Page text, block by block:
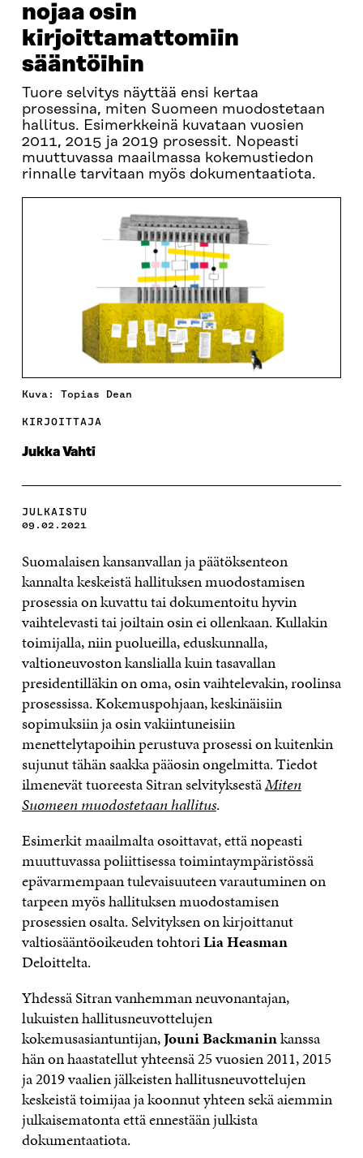
nojaa osin
kirjoittamattomiin
sääntöihin
Tuore selvitys näyttää ensi kertaa
prosessina, miten Suomeen muodostetaan
hallitus. Esimerkkeinä kuvataan vuosien
2011, 2015 ja 2019 prosessit. Nopeasti
muuttuvassa maailmassa kokemustiedon
rinnalle tarvitaan myös dokumentaatiota.
Kuva: Topias Dean
KIRJOITTAJA
Jukka Vahti
JULKAISTU
09.02.2021
Suomalaisen kansanvallan ja päätöksenteon
kannalta keskeistä hallituksen muodostamisen
prosessia on kuvattu tai dokumentoitu hyvin
vaihtelevasti tai joiltain osin ei ollenkaan. Kullakin
toimijalla, niin puolueilla, eduskunnalla,
valtioneuvoston kanslialla kuin tasavallan
presidentilläkin on oma, osin vaihtelevakin, roolinsa
prosessissa. Kokemuspohjaan, keskinäisiin
sopimuksiin ja osin vakiintuneisiin
menettelytapoihin perustuva prosessi on kuitenkin
sujunut tähän saakka pääosin ongelmitta. Tiedot
ilmenevät tuoreesta Sitran selvityksestäMiten
Suomeen muodostetaan hallitus.
Esimerkit maailmalta osoittavat, että nopeasti
muuttuvassa poliittisessa toimintaympäristössä
epävarmempaan tulevaisuuteen varautuminen on
tarpeen myös hallituksen muodostamisen
prosessien osalta. Selvityksen on kirjoittanut
valtiosääntöoikeuden tohtoriLia Heasman
Deloittelta.
Yhdessä Sitran vanhemman neuvonantajan,
lukuisten hallitusneuvottelujen
kokemusasiantuntijan,Jouni Backmaninkanssa
hän on haastatellut yhteensä 25 vuosien 2011, 2015
ja 2019 vaalien jälkeisten hallitusneuvottelujen
keskeistä toimijaa ja koonnut yhteen sekä aiemmin
julkaisematonta että ennestään julkista
dokumentaatiota.